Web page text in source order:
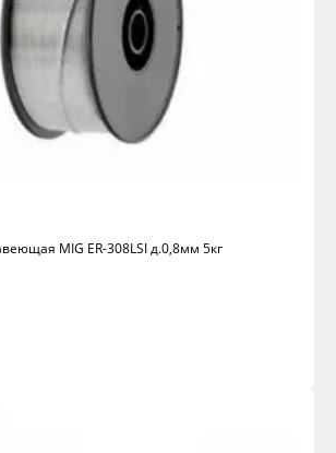
MIG ER-308LSI д.0,8мм 5кг